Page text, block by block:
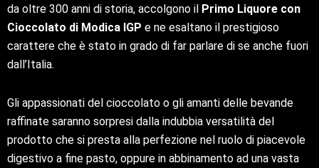
da oltre 300 anni di storia, accolgono il Primo Liquore con
Cioccolato di Modica IGP e ne esaltano il prestigioso
carattere che è stato in grado di far parlare di se anche fuori
dall’Italia.
Gli appassionati del cioccolato o gli amanti delle bevande
raffinate saranno sorpresi dalla indubbia versatilità del
prodotto che si presta alla perfezione nel ruolo di piacevole
digestivo a fine pasto, oppure in abbinamento ad una vasta